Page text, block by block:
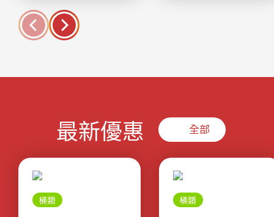
最新優惠 全部
桶類 桶類